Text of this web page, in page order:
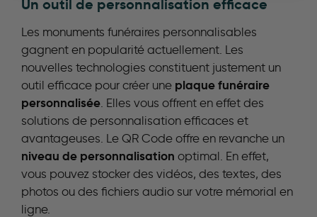
Un outil de personnalisation efficace
Les monuments funéraires personnalisables
gagnent en popularité actuellement. Les
nouvelles technologies constituent justement un
outil efficace pour créer une plaque funéraire
personnalisée . Elles vous offrent en effet des
solutions de personnalisation efficaces et
avantageuses. Le QR Code offre en revanche un
niveau de personnalisation optimal. En effet,
vous pouvez stocker des vidéos, des textes, des
photos ou des fichiers audio sur votre mémorial en
ligne.